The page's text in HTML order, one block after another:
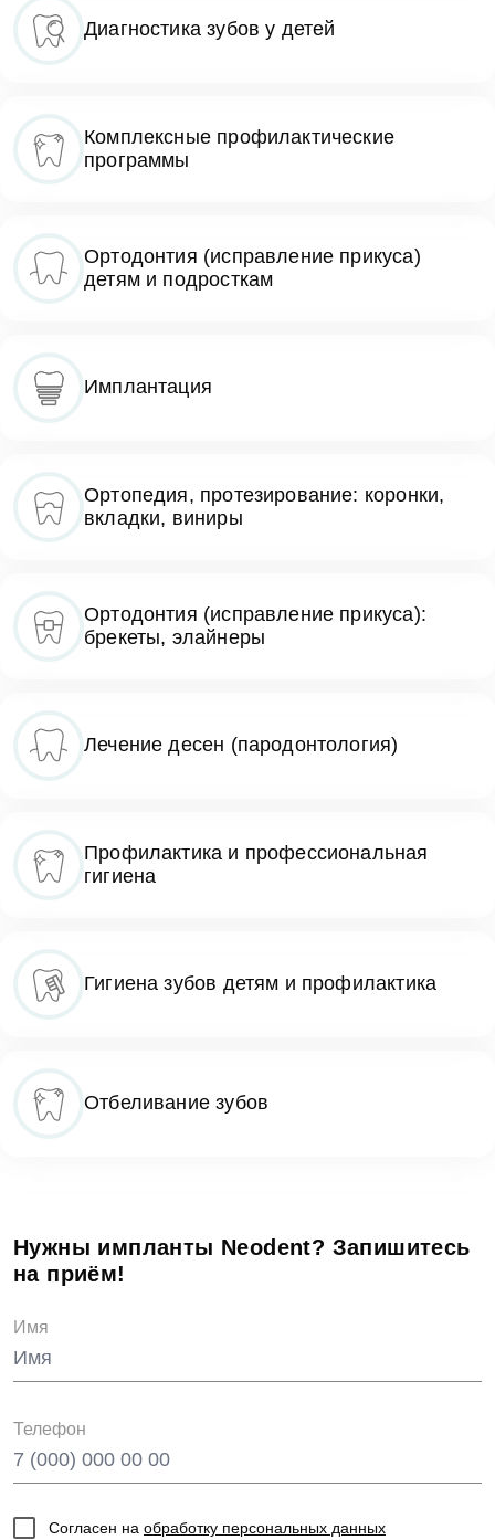
Диагностика зубов у детей
Комплексные профилактические
программы
Ортодонтия (исправление прикуса)
детям и подросткам
Имплантация
Ортопедия, протезирование: коронки,
вкладки, виниры
Ортодонтия (исправление прикуса):
брекеты, элайнеры
Лечение десен (пародонтология)
Профилактика и профессиональная
гигиена
Гигиена зубов детям и профилактика
Отбеливание зубов
Нужны импланты Neodent? Запишитесь
на приём!
Имя
Телефон
Согласен на обработку персональных данных